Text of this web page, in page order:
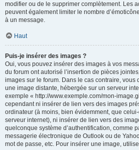
modifier ou de le supprimer complètement. Les
peuvent également limiter le nombre
à un message.
Haut
Puis-je insérer des images ?
Oui, vous pouvez insérer des images à vos
du forum ont autorisé l’insertion de pièces
images sur le forum. Dans le cas contraire, vous
une image distante, hébergée sur un serveur
exemple « http://www.exemple.com/mon-
cependant ni insérer de lien vers des images
ordinateur (à moins, bien évidemment, que
serveur internet), ni insérer de lien vers des
quelconque système d’authentification, comme
messagerie électronique de Outlook ou de
mot de passe, etc. Pour insérer une image,